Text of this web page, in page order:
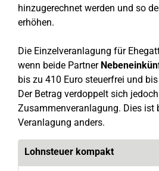
hinzugerechnet werden und so
erhöhen.
Die Einzelveranlagung für
wenn beide Partner
bis zu 410 Euro steuerfrei und
Der Betrag verdoppelt sich
Zusammenveranlagung. Dies ist
Veranlagung anders.
Lohnsteuer kompakt